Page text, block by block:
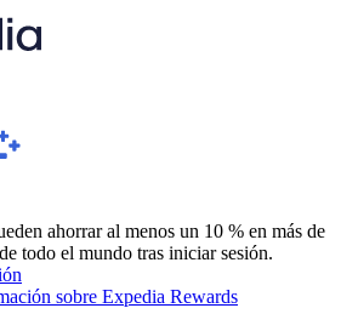
ahorrar al menos un 10 % en más de
todo el mundo tras iniciar sesión.
sobre Expedia Rewards